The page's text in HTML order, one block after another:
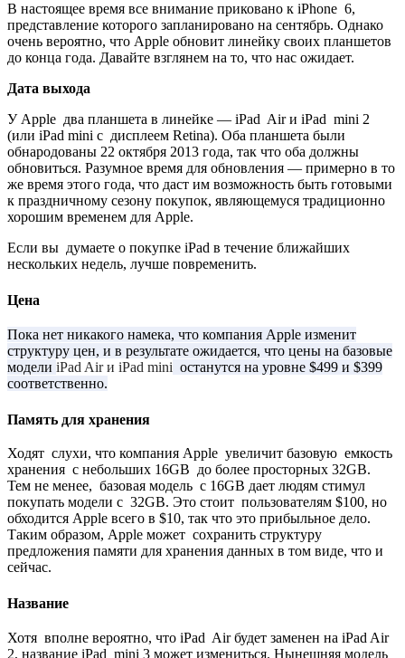
В настоящее время все внимание приковано к iPhone 6,
представление которого запланировано на сентябрь. Однако
очень вероятно, что Apple обновит линейку своих планшетов
до конца года. Давайте взглянем на то, что нас ожидает.
Дата выхода
У Apple два планшета в линейке — iPad Air и iPad mini 2
(или iPad mini с дисплеем Retina). Оба планшета были
обнародованы 22 октября 2013 года, так что оба должны
обновиться. Разумное время для обновления — примерно в то
же время этого года, что даст им возможность быть готовыми
к праздничному сезону покупок, являющемуся традиционно
хорошим временем для Apple.
Если вы думаете о покупке iPad в течение ближайших
нескольких недель, лучше повременить.
Цена
Пока нет никакого намека, что компания Apple изменит
структуру цен, и в результате ожидается, что цены на базовые
модели iPad Air и iPad mini останутся на уровне $499 и $399
соответственно.
Память для хранения
Ходят слухи, что компания Apple увеличит базовую емкость
хранения с небольших 16GB до более просторных 32GB.
Тем не менее, базовая модель c 16GB дает людям стимул
покупать модели с 32GB. Это стоит пользователям $100, но
обходится Apple всего в $10, так что это прибыльное дело.
Таким образом, Apple может сохранить структуру
предложения памяти для хранения данных в том виде, что и
сейчас.
Название
Хотя вполне вероятно, что iPad Airбудет заменен на iPad Air
2, название iPad mini 3 может измениться. Нынешняя модель